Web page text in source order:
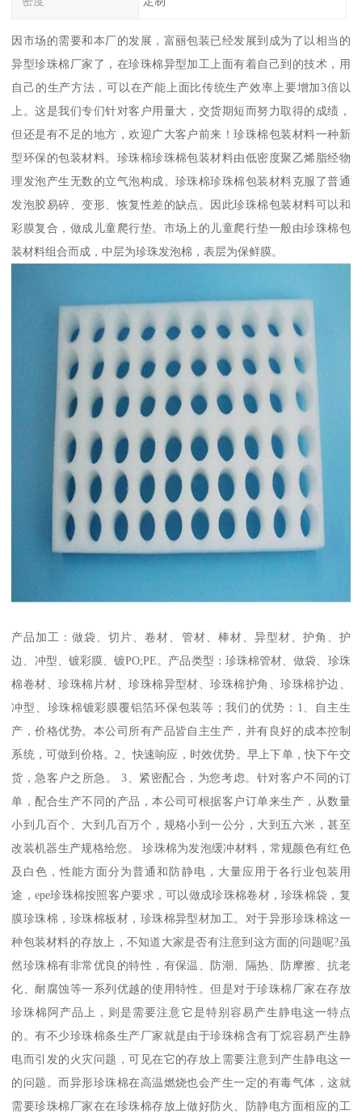
因市场的需要和本厂的发展，富丽包装已经发展到成为了以相当的
异型珍珠棉厂家了，在珍珠棉异型加工上面有着自己到的技术，用
自己的生产方法，可以在产能上面比传统生产效率上要增加3倍以
上。这是我们专们针对客户用量大，交货期短而努力取得的成绩，
但还是有不足的地方，欢迎广大客户前来！珍珠棉包装材料一种新
型环保的包装材料。珍珠棉珍珠棉包装材料由低密度聚乙烯脂经物
理发泡产生无数的立气泡构成。珍珠棉珍珠棉包装材料克服了普通
发泡胶易碎、变形、恢复性差的缺点。因此珍珠棉包装材料可以和
彩膜复合，做成儿童爬行垫。市场上的儿童爬行垫一般由珍珠棉包
装材料组合而成，中层为珍珠发泡棉，表层为保鲜膜。
产品加工：做袋、切片、卷材、管材、棒材、异型材、护角、护
边、冲型、镀彩膜、镀PO;PE。产品类型：珍珠棉管材、做袋、珍珠
棉卷材、珍珠棉片材、珍珠棉异型材、珍珠棉护角、珍珠棉护边、
冲型、珍珠棉镀彩膜覆铝箔环保包装等；我们的优势：1、自主生
产，价格优势。本公司所有产品皆自主生产，并有良好的成本控制
系统，可做到价格。2、快速响应，时效优势。早上下单，快下午交
货，急客户之所急。 3、紧密配合，为您考虑。针对客户不同的订
单，配合生产不同的产品，本公司可根据客户订单来生产，从数量
小到几百个、大到几百万个，规格小到一公分，大到五六米，甚至
改装机器生产规格给您。 珍珠棉为发泡缓冲材料，常规颜色有红色
及白色，性能方面分为普通和防静电，大量应用于各行业包装用
途，epe珍珠棉按照客户要求，可以做成珍珠棉卷材，珍珠棉袋，复
膜珍珠棉，珍珠棉板材，珍珠棉异型材加工。对于异形珍珠棉这一
种包装材料的存放上，不知道大家是否有注意到这方面的问题呢?虽
然珍珠棉有非常优良的特性，有保温、防潮、隔热、防摩擦、抗老
化、耐腐蚀等一系列优越的使用特性。但是对于珍珠棉厂家在存放
珍珠棉阿产品上，则是需要注意它是特别容易产生静电这一特点
的。有不少珍珠棉条生产厂家就是由于珍珠棉含有丁烷容易产生静
电而引发的火灾问题，可见在它的存放上需要注意到产生静电这一
的问题。而异形珍珠棉在高温燃烧也会产生一定的有毒气体，这就
需要珍珠棉厂家在在珍珠棉存放上做好防火、防静电方面相应的工